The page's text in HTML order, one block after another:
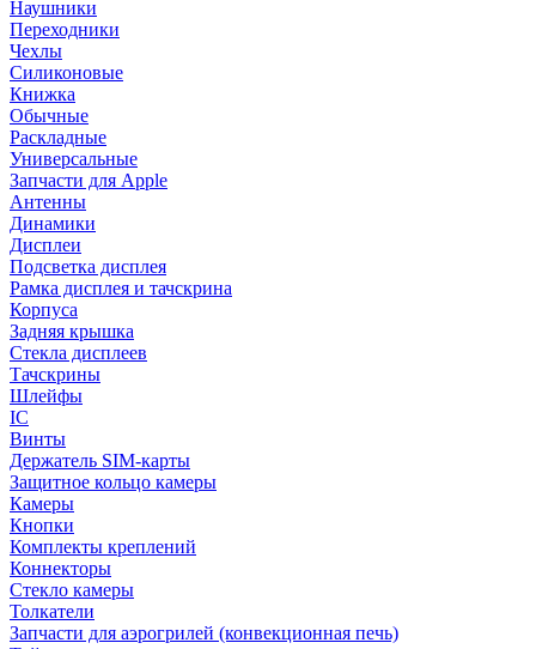
Наушники
Переходники
Чехлы
Силиконовые
Книжка
Обычные
Раскладные
Универсальные
Запчасти для Apple
Антенны
Динамики
Дисплеи
Подсветка дисплея
Рамка дисплея и тачскрина
Корпуса
Задняя крышка
Стекла дисплеев
Тачскрины
Шлейфы
IC
Винты
Держатель SIM-карты
Защитное кольцо камеры
Камеры
Кнопки
Комплекты креплений
Коннекторы
Стекло камеры
Толкатели
Запчасти для аэрогрилей (конвекционная печь)